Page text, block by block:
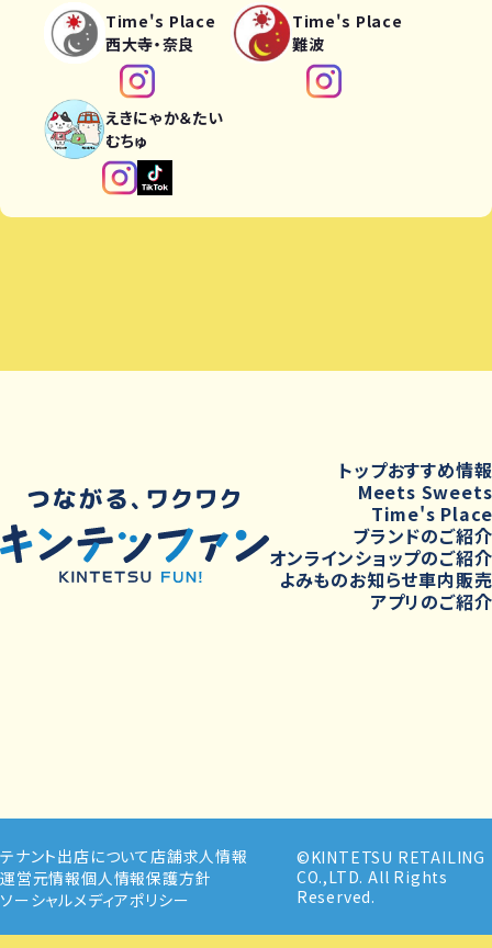
Time's Place
西大寺・奈良
Time's Place
難波
えきにゃか＆たい
むちゅ
トップおすすめ情報
Meets Sweets
Time's Place
ブランドのご紹介
オンラインショップのご紹介
よみものお知らせ車内販売
アプリのご紹介
テナント出店について 店舗求人情報
運営元情報個人情報保護方針
ソーシャルメディアポリシー
©KINTETSU RETAILING
CO.,LTD. All Rights
Reserved.